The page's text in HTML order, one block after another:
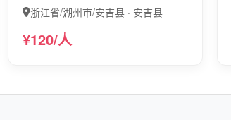
浙江省/湖州市/安吉县 · 安吉县
¥120/人